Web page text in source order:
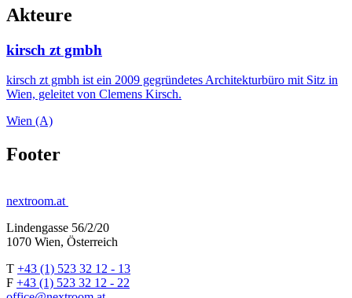
Akteure
kirsch zt gmbh
kirsch zt gmbh ist ein 2009 gegründetes Architekturbüro mit Sitz in
Wien, geleitet von Clemens Kirsch.
Wien (A)
Footer
nextroom.at
Lindengasse 56/2/20
1070 Wien, Österreich
T +43 (1) 523 32 12 - 13
F +43 (1) 523 32 12 - 22